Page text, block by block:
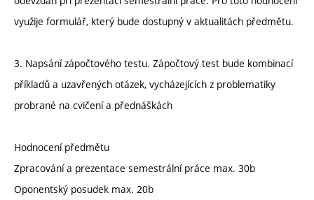
využije formulář, který bude dostupný v aktualitách předmětu.
3. Napsání zápočtového testu. Zápočtový test bude kombinací
příkladů a uzavřených otázek, vycházejících z problematiky
probrané na cvičení a přednáškách
Hodnocení předmětu
Zpracování a prezentace semestrální práce max. 30b
Oponentský posudek max. 20b